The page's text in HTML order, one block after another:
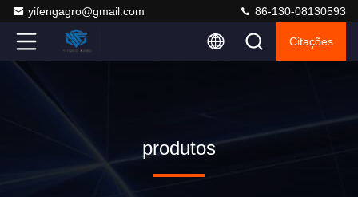
yifengagro@gmail.com 86-130-08130593
Citações
produtos